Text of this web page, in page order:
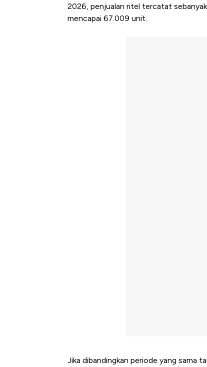
2026, penjualan ritel tercatat
mencapai 67.009 unit.
Jika dibandingkan periode yang sama